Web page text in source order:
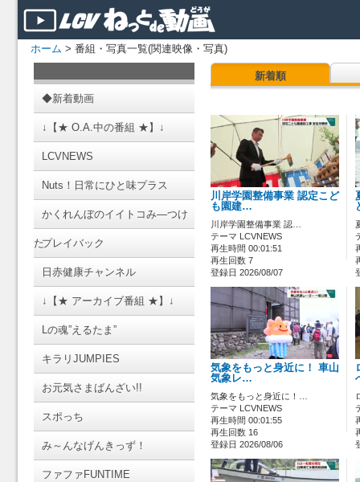
ホーム > 番組・写真一覧(関連映像・写真)
◆新着動画
↓【★ O.A.中の番組 ★】↓
LCVNEWS
Nuts！日常にひと味プラス
かくれんぼのイイトコみ―つけ
たプレイバック
日赤健康チャンネル
↓【★ アーカイブ番組 ★】↓
Lの魂”えるたま”
キラリJUMPIES
お元気さまばんざい!!
スポっち
み～んなげんきっず！
ファファFUNTIME
新着順
川岸学園整備事業 認定こど
も園建…
川岸学園整備事業 認…
テーマ LCVNEWS
再生時間 00:01:51
再生回数 7
登録日 2026/08/07
気象をもっと身近に！ 車山
気象レ…
気象をもっと身近に！…
テーマ LCVNEWS
再生時間 00:01:55
再生回数 16
登録日 2026/08/06